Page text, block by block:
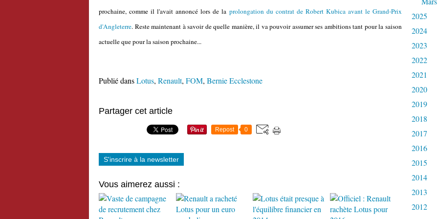
prochaine, comme il l'avait annoncé lors de la prolongation du contrat de Robert Kubica avant le Grand-Prix
d'Angleterre. Reste maintenant à savoir de quelle manière, il va pouvoir assumer ses ambitions tant pour la saison
actuelle que pour la saison prochaine...
Publié dansLotus, Renault, FOM, Bernie Ecclestone
Partager cet article
Repost 0
S'inscrire à la newsletter
Vous aimerez aussi :
2025
2024
2023
2022
2021
2020
2019
2018
2017
2016
2015
2014
2013
2012